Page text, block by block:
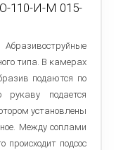
110-И-М 015-
типа. В камерах
подаются по
подается
установлены
Между соплами
происходит подсос